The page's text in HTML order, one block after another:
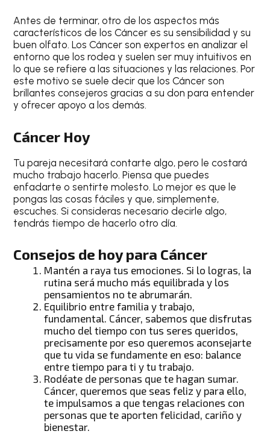
Antes de terminar, otro de los aspectos más
característicos de losCáncer es su sensibilidad y su
buen olfato. LosCáncer son expertos en analizar el
entorno que los rodea y suelen ser muy intuitivos en
lo que se refiere a las situaciones y las relaciones. Por
este motivo se suele decir que losCáncer son
brillantes consejeros gracias a su don para entender
y ofrecer apoyo a los demás.
Cáncer Hoy
Tu pareja necesitará contarte algo, pero le costará
mucho trabajo hacerlo. Piensa que puedes
enfadarte o sentirte molesto. Lo mejor es que le
pongas las cosas fáciles y que, simplemente,
escuches. Si consideras necesario decirle algo,
tendrás tiempo de hacerlo otro día.
Consejos de hoy para Cáncer
Mantén a raya tus emociones. Si lo logras, la
rutina será mucho más equilibrada y los
pensamientos no te abrumarán.
Equilibrio entre familia y trabajo,
fundamental. Cáncer, sabemos que disfrutas
mucho del tiempo con tus seres queridos,
precisamente por eso queremos aconsejarte
que tu vida se fundamente en eso: balance
entre tiempo para ti y tu trabajo.
Rodéate de personas que te hagan sumar.
Cáncer, queremos que seas feliz y para ello,
te impulsamos a que tengas relaciones con
personas que te aporten felicidad, cariño y
bienestar.